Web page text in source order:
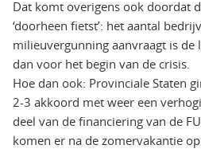
Dat komt overigens ook doordat
‘doorheen fietst’: het aantal
milieuvergunning aanvraagt is de
dan voor het begin van de crisis.
Hoe dan ook: Provinciale Staten
2-3 akkoord met weer een
deel van de financiering van de
komen er na de zomervakantie